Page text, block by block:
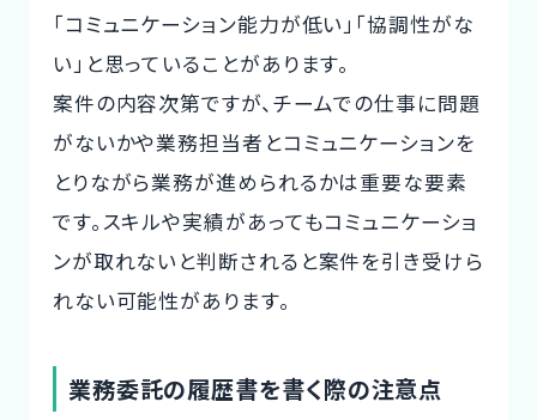
「コミュニケーション能力が低い」「協調性がな
い」と思っていることがあります。
案件の内容次第ですが、チームでの仕事に問題
がないかや業務担当者とコミュニケーションを
とりながら業務が進められるかは重要な要素
です。スキルや実績があってもコミュニケーショ
ンが取れないと判断されると案件を引き受けら
れない可能性があります。
業務委託の履歴書を書く際の注意点